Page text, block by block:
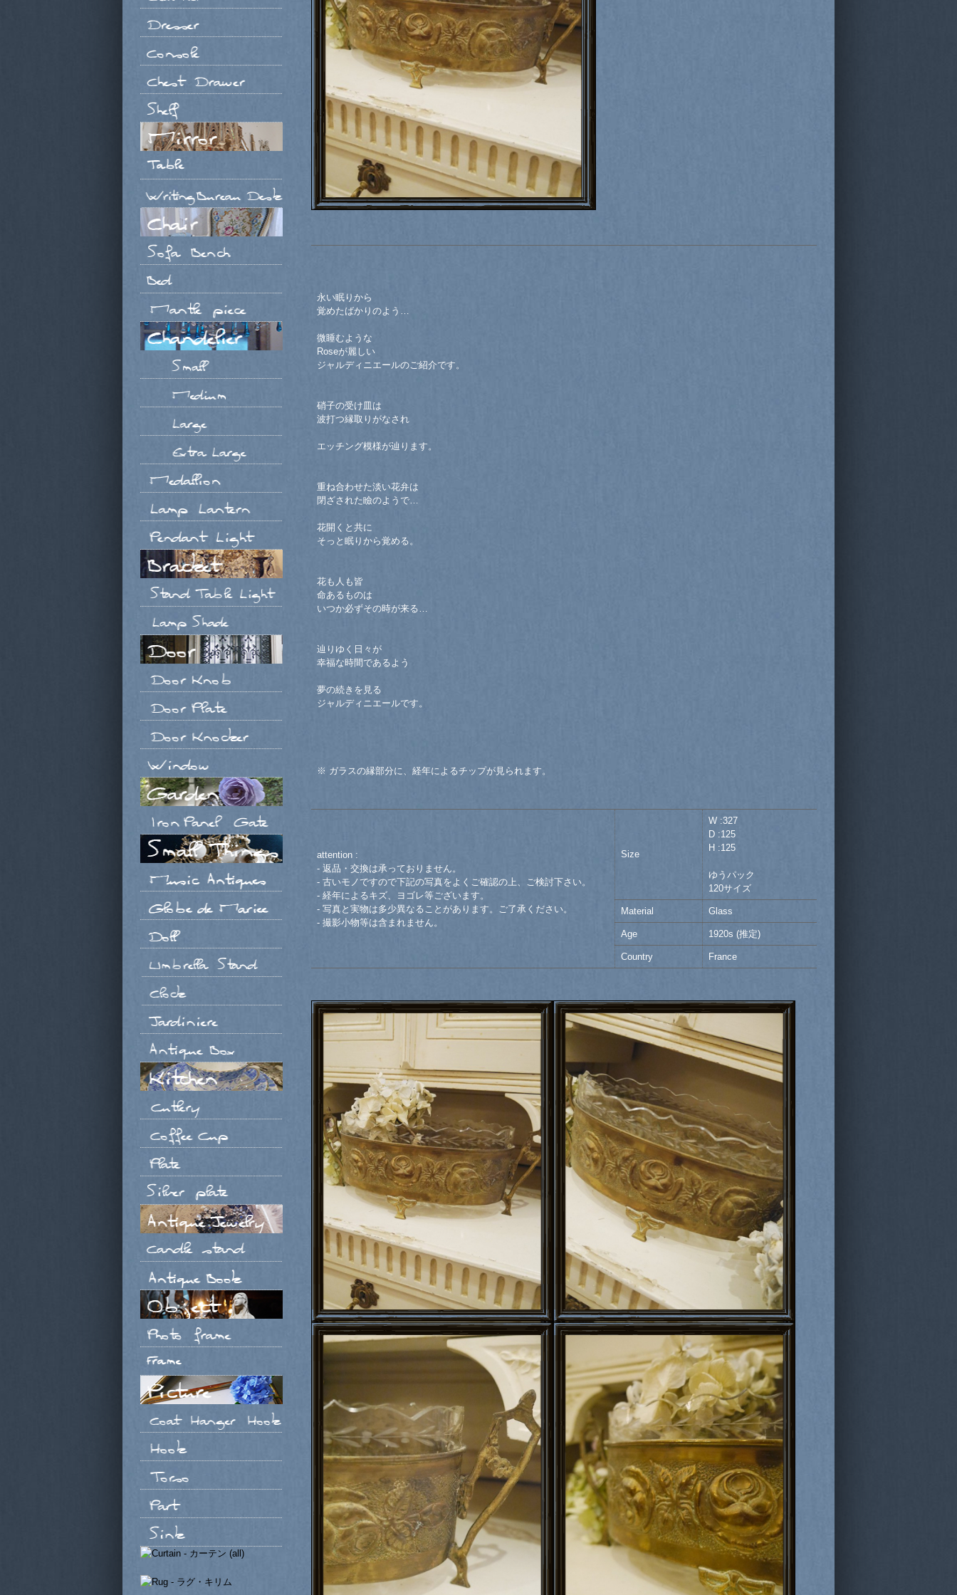
永い眠りから
覚めたばかりのよう…
微睡むような
Roseが麗しい
ジャルディニエールのご紹介です。
硝子の受け皿は
波打つ縁取りがなされ
エッチング模様が辿ります。
重ね合わせた淡い花弁は
閉ざされた瞼のようで…
花開くと共に
そっと眠りから覚める。
花も人も皆
命あるものは
いつか必ずその時が来る…
辿りゆく日々が
幸福な時間であるよう
夢の続きを見る
ジャルディニエールです。
※ ガラスの縁部分に、経年によるチップが見られます。
attention :
- 返品・交換は承っておりません。
- 古いモノですので下記の写真をよくご確認の上、ご検討下さい。
- 経年によるキズ、ヨゴレ等ございます。
- 写真と実物は多少異なることがあります。ご了承ください。
- 撮影小物等は含まれません。
Size
W :327
D :125
H :125
ゆうパック
120サイズ
Material Glass
Age 1920s (推定)
Country France